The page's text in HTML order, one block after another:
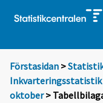
Förstasidan >
Inkvarteringsstatistik
oktober>